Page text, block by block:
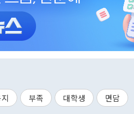
부족 대학생 면담